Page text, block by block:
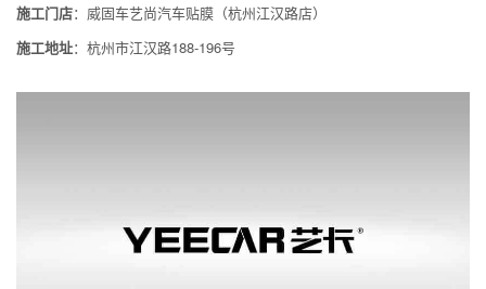
施工门店：威固车艺尚汽车贴膜（杭州江汉路店）
施工地址：杭州市江汉路188-196号